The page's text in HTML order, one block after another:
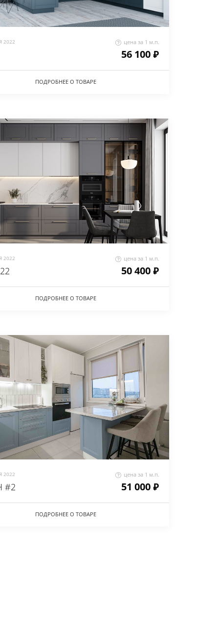
2022 цена за 1 м.п.
56 100 ₽
ПОДРОБНЕЕ О ТОВАРЕ
2022 цена за 1 м.п.
50 400 ₽
ПОДРОБНЕЕ О ТОВАРЕ
2022 цена за 1 м.п.
#2 51 000 ₽
ПОДРОБНЕЕ О ТОВАРЕ